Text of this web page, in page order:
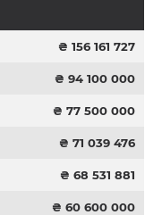
₴ 156 161 727
₴ 94 100 000
₴ 77 500 000
₴ 71 039 476
₴ 68 531 881
₴ 60 600 000